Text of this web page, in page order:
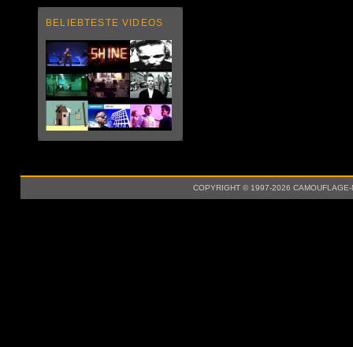
BELIEBTESTE VIDEOS
COPYRIGHT © 1997-2026 CAMOUFLAGE-